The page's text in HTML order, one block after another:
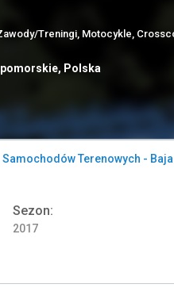
Treningi, Motocykle,
Polska
Terenowych -
Sezon:
2017